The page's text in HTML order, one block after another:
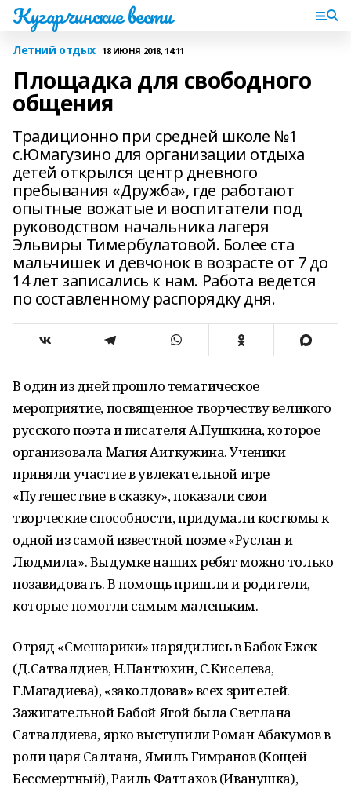
Кугарчинские вести
Летний отдых 18 ИЮНЯ 2018, 14:11
Площадка для свободного
общения
Традиционно при средней школе №1
с.Юмагузино для организации отдыха
детей открылся центр дневного
пребывания «Дружба», где работают
опытные вожатые и воспитатели под
руководством начальника лагеря
Эльвиры Тимербулатовой. Более ста
мальчишек и девчонок в возрасте от 7 до
14 лет записались к нам. Работа ведется
по составленному распорядку дня.
В один из дней прошло тематическое
мероприятие, посвященное творчеству великого
русского поэта и писателя А.Пушкина, которое
организовала Магия Аиткужина. Ученики
приняли участие в увлекательной игре
«Путешествие в сказку», показали свои
творческие способности, придумали костюмы к
одной из самой известной поэме «Руслан и
Людмила». Выдумке наших ребят можно только
позавидовать. В помощь пришли и родители,
которые помогли самым маленьким.
Отряд «Смешарики» нарядились в Бабок Ежек
(Д.Сатвалдиев, Н.Пантюхин, С.Киселева,
Г.Магадиева), «заколдовав» всех зрителей.
Зажигательной Бабой Ягой была Светлана
Сатвалдиева, ярко выступили Роман Абакумов в
роли царя Салтана, Ямиль Гимранов (Кощей
Бессмертный), Раиль Фаттахов (Иванушка),